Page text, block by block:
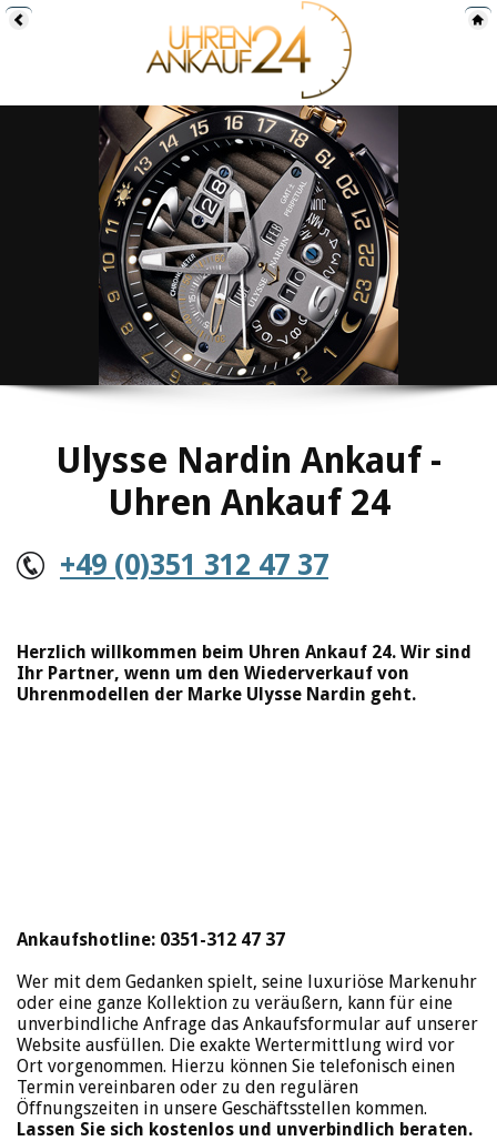
Ulysse Nardin Ankauf -
Uhren Ankauf 24
+49 (0)351 312 47 37
Herzlich willkommen beim Uhren Ankauf 24. Wir sind
Ihr Partner, wenn um den Wiederverkauf von
Uhrenmodellen der Marke Ulysse Nardin geht.
Ankaufshotline: 0351-312 47 37
Wer mit dem Gedanken spielt, seine luxuriöse Markenuhr
oder eine ganze Kollektion zu veräußern, kann für eine
unverbindliche Anfrage das Ankaufsformular auf unserer
Website ausfüllen. Die exakte Wertermittlung wird vor
Ort vorgenommen. Hierzu können Sie telefonisch einen
Termin vereinbaren oder zu den regulären
Öffnungszeiten in unsere Geschäftsstellen kommen.
Lassen Sie sich kostenlos und unverbindlich beraten.